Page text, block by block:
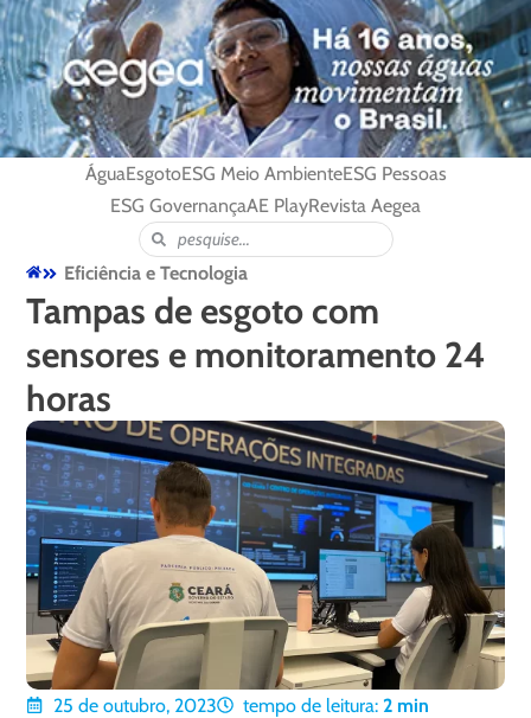
ÁguaEsgotoESG Meio AmbienteESG Pessoas
ESG GovernançaAE PlayRevista Aegea
Eficiência e Tecnologia
Tampas de esgoto com
sensores e monitoramento 24
horas
25 de outubro, 2023 tempo de leitura: 2 min